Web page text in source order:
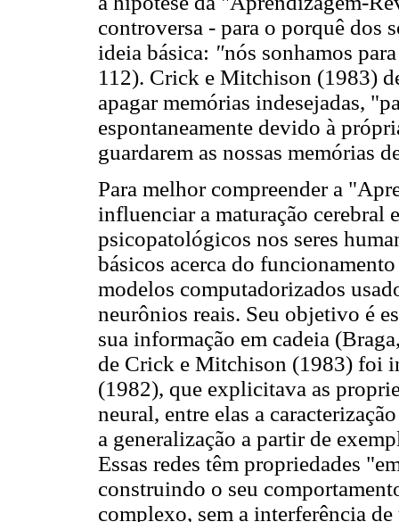
controversa - para o porquê dos
ideia básica: "nós sonhamos
112). Crick e Mitchison (1983)
apagar memórias indesejadas,
espontaneamente devido à
guardarem as nossas memórias
Para melhor compreender a
influenciar a maturação cerebral
psicopatológicos nos seres
básicos acerca do
modelos computadorizados
neurônios reais. Seu objetivo é
sua informação em cadeia
de Crick e Mitchison (1983) foi
(1982), que explicitava as
neural, entre elas a
a generalização a partir de
Essas redes têm propriedades
construindo o seu
complexo, sem a interferência